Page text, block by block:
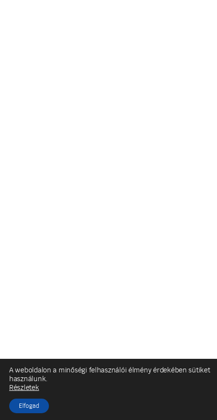
A weboldalon a minőségi felhasználói élmény érdekében sütiket
használunk.
Részletek
Elfogad